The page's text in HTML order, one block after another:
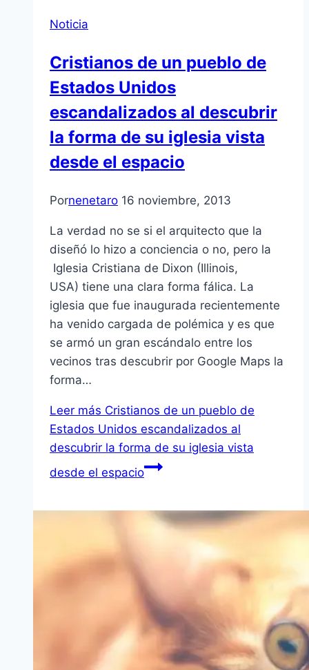
Noticia
Cristianos de un pueblo de
Estados Unidos
escandalizados al descubrir
la forma de su iglesia vista
desde el espacio
Pornenetaro 16 noviembre, 2013
La verdad no se si el arquitecto que la
diseñó lo hizo a conciencia o no, pero la
Iglesia Cristiana de Dixon (Illinois,
USA) tiene una clara forma fálica. La
iglesia que fue inaugurada recientemente
ha venido cargada de polémica y es que
se armó un gran escándalo entre los
vecinos tras descubrir por Google Maps la
forma…
Leer más Cristianos de un pueblo de
Estados Unidos escandalizados al
descubrir la forma de su iglesia vista
desde el espacio